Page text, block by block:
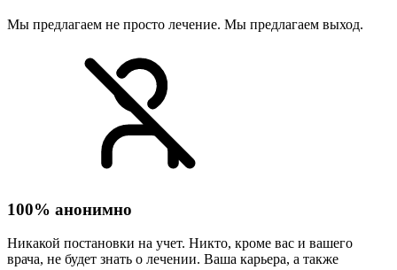
Мы предлагаем не просто лечение. Мы предлагаем выход.
100% анонимно
Никакой постановки на учет. Никто, кроме вас и вашего
врача, не будет знать о лечении. Ваша карьера, а также